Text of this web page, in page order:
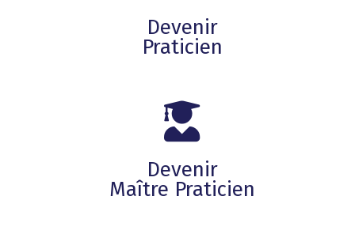
Devenir
Praticien
Devenir
Maître Praticien